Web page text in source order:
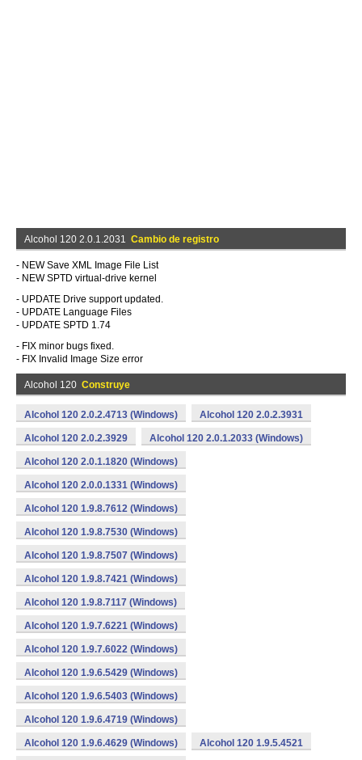
Alcohol 120 2.0.1.2031 Cambio de registro
- NEW Save XML Image File List
- NEW SPTD virtual-drive kernel
- UPDATE Drive support updated.
- UPDATE Language Files
- UPDATE SPTD 1.74
- FIX minor bugs fixed.
- FIX Invalid Image Size error
Alcohol 120 Construye
Alcohol 120 2.0.2.4713 (Windows) Alcohol 120 2.0.2.3931
Alcohol 120 2.0.2.3929 Alcohol 120 2.0.1.2033 (Windows)
Alcohol 120 2.0.1.1820 (Windows)
Alcohol 120 2.0.0.1331 (Windows)
Alcohol 120 1.9.8.7612 (Windows)
Alcohol 120 1.9.8.7530 (Windows)
Alcohol 120 1.9.8.7507 (Windows)
Alcohol 120 1.9.8.7421 (Windows)
Alcohol 120 1.9.8.7117 (Windows)
Alcohol 120 1.9.7.6221 (Windows)
Alcohol 120 1.9.7.6022 (Windows)
Alcohol 120 1.9.6.5429 (Windows)
Alcohol 120 1.9.6.5403 (Windows)
Alcohol 120 1.9.6.4719 (Windows)
Alcohol 120 1.9.6.4629 (Windows) Alcohol 120 1.9.5.4521